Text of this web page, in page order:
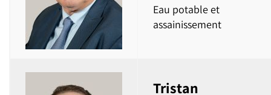
Eau potable et
assainissement
Tristan